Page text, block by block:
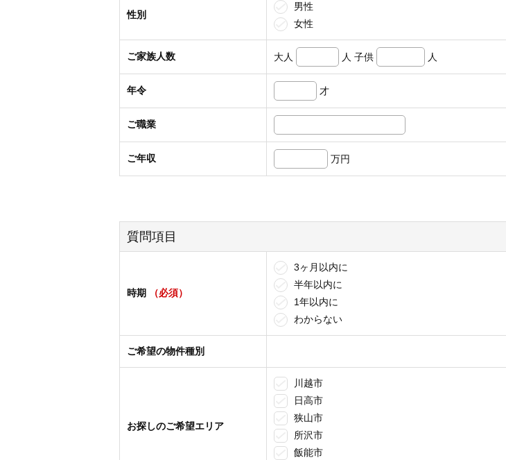
性別
男性
女性
ご家族人数 大人 人 子供 人
年令 才
ご職業
ご年収 万円
質問項目
時期 （必須）
3ヶ月以内に
半年以内に
1年以内に
わからない
ご希望の物件種別
お探しのご希望エリア
川越市
日高市
狭山市
所沢市
飯能市